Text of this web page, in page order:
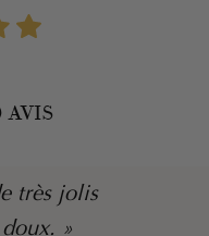
AVIS
très jolis
»